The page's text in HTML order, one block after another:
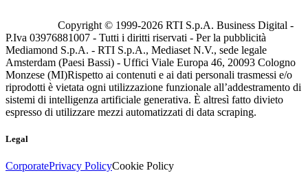
Copyright © 1999-2026 RTI S.p.A. Business Digital -
P.Iva 03976881007 - Tutti i diritti riservati - Per la pubblicità
Mediamond S.p.A. - RTI S.p.A., Mediaset N.V., sede legale
Amsterdam (Paesi Bassi) - Uffici Viale Europa 46, 20093 Cologno
Monzese (MI)Rispetto ai contenuti e ai dati personali trasmessi e/o
riprodotti è vietata ogni utilizzazione funzionale all’addestramento di
sistemi di intelligenza artificiale generativa. È altresì fatto divieto
espresso di utilizzare mezzi automatizzati di data scraping.
Legal
CorporatePrivacy PolicyCookie Policy